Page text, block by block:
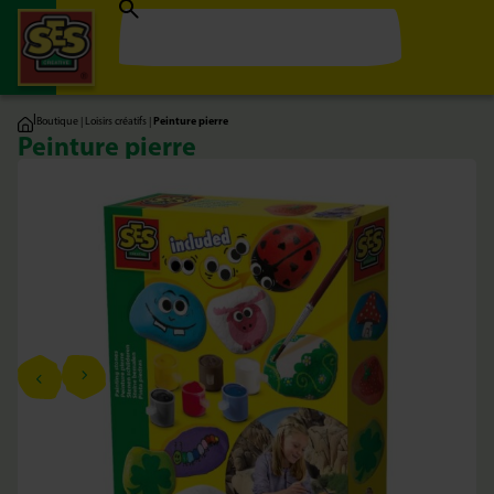
|Boutique | Loisirs créatifs | Peinture pierre
Peinture pierre